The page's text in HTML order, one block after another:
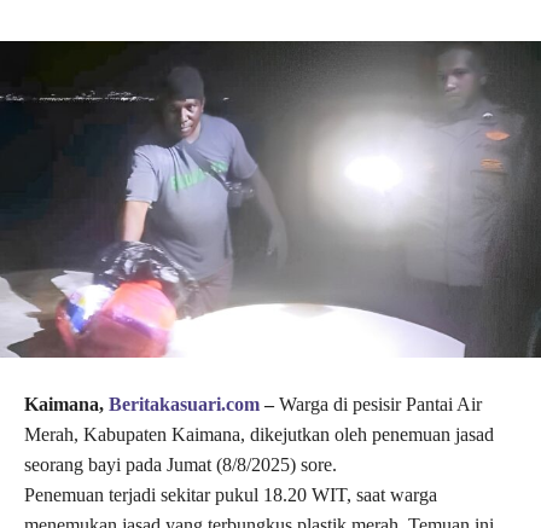
Kaimana, Beritakasuari.com–Warga di pesisir Pantai Air
Merah, Kabupaten Kaimana, dikejutkan oleh penemuan jasad
seorang bayi pada Jumat (8/8/2025) sore.
Penemuan terjadi sekitar pukul 18.20 WIT, saat warga